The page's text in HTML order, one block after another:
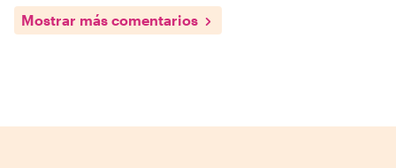
Mostrar más comentarios